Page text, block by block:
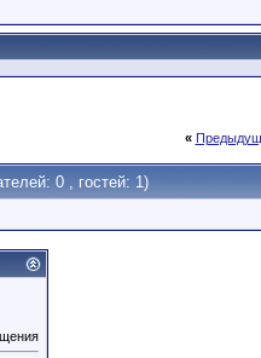
«
0 , гостей: 1)